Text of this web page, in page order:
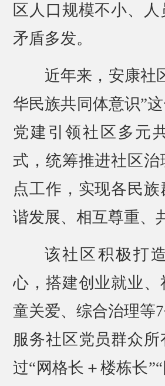
区人口规模不小、
矛盾多发。
近年来，安康社
华民族共同体意识”
党建引领社区多元
式，统筹推进社区
点工作，实现各民
谐发展、相互尊重、
该社区积极打
心，搭建创业就业
童关爱、综合治理等
服务社区党员群众
过“网格长＋楼栋长